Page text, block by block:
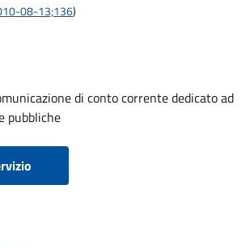
08-13;136)
di conto corrente dedicato ad
pubbliche